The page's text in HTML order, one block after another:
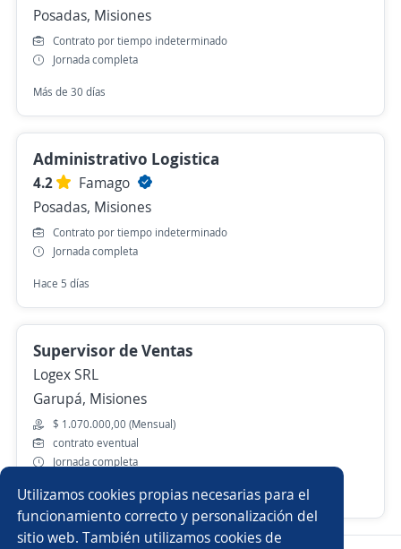
Utilizamos cookies propias necesarias para el
funcionamiento correcto y personalización del
sitio web. También utilizamos cookies de
Posadas, Misiones
Contrato por tiempo indeterminado
Jornada completa
Más de 30 días
Administrativo Logistica
4.2
Famago
Posadas, Misiones
Contrato por tiempo indeterminado
Jornada completa
Hace 5 días
Supervisor de Ventas
Logex SRL
Garupá, Misiones
$ 1.070.000,00 (Mensual)
contrato eventual
Jornada completa
Más de 30 días